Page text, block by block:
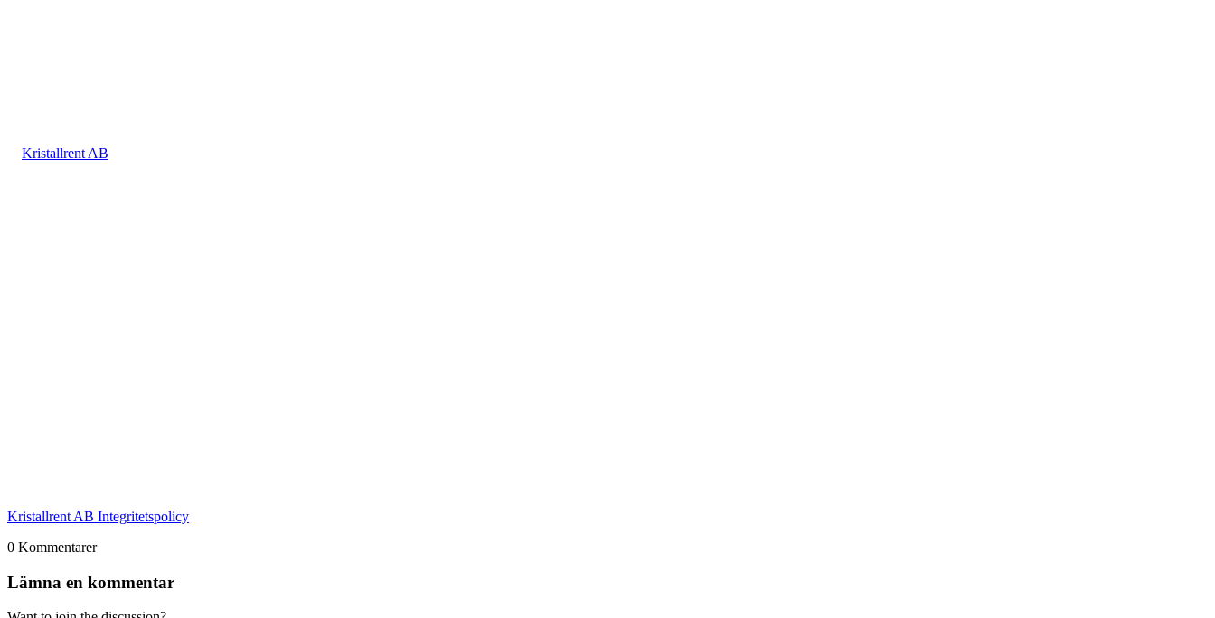
Kristallrent AB Integritetspolicy
0 Kommentarer
Lämna en kommentar